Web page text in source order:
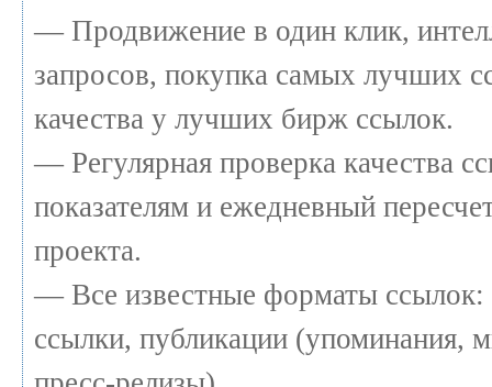
— Продвижение в один клик,
запросов, покупка самых лучших
качества у лучших бирж ссылок.
— Регулярная проверка качества
показателям и ежедневный
проекта.
— Все известные форматы ссылок:
ссылки, публикации (упоминания,